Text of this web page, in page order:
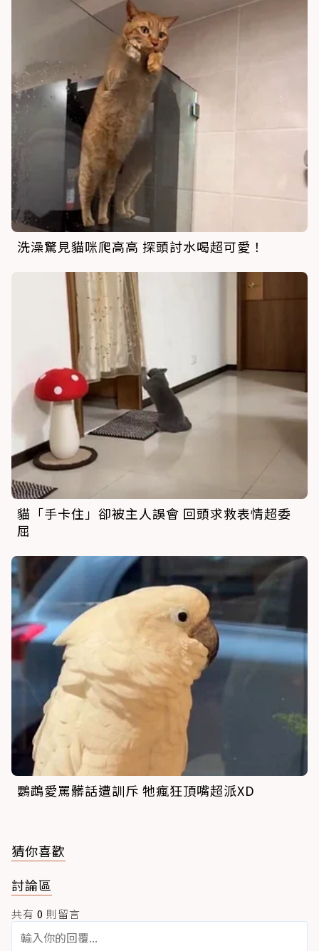
洗澡驚見貓咪爬高高 探頭討水喝超可愛！
貓「手卡住」卻被主人誤會 回頭求救表情超委
屈
鸚鵡愛罵髒話遭訓斥 牠瘋狂頂嘴超派XD
猜你喜歡
討論區
共有 0 則留言